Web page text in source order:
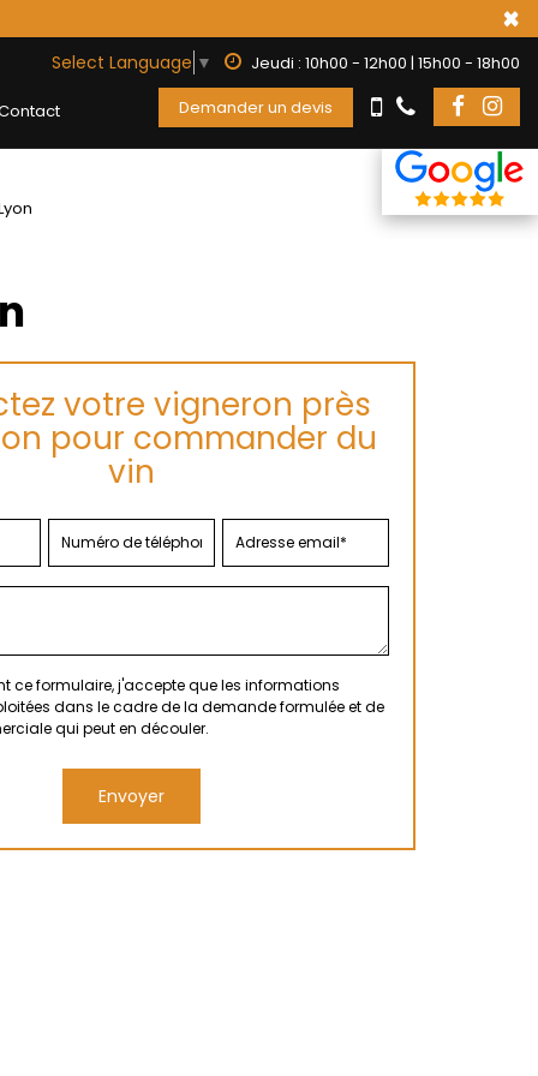
×
Select Language ▼ Jeudi : 10h00 - 12h00 | 15h00 - 18h00
Demander un devis
votre vigneron près
pour commander du
vin
ce formulaire, j'accepte que les informations
dans le cadre de la demande formulée et de
qui peut en découler.